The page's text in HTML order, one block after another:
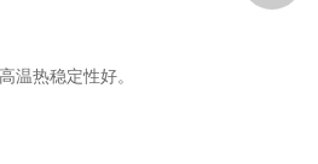
温热稳定性好。